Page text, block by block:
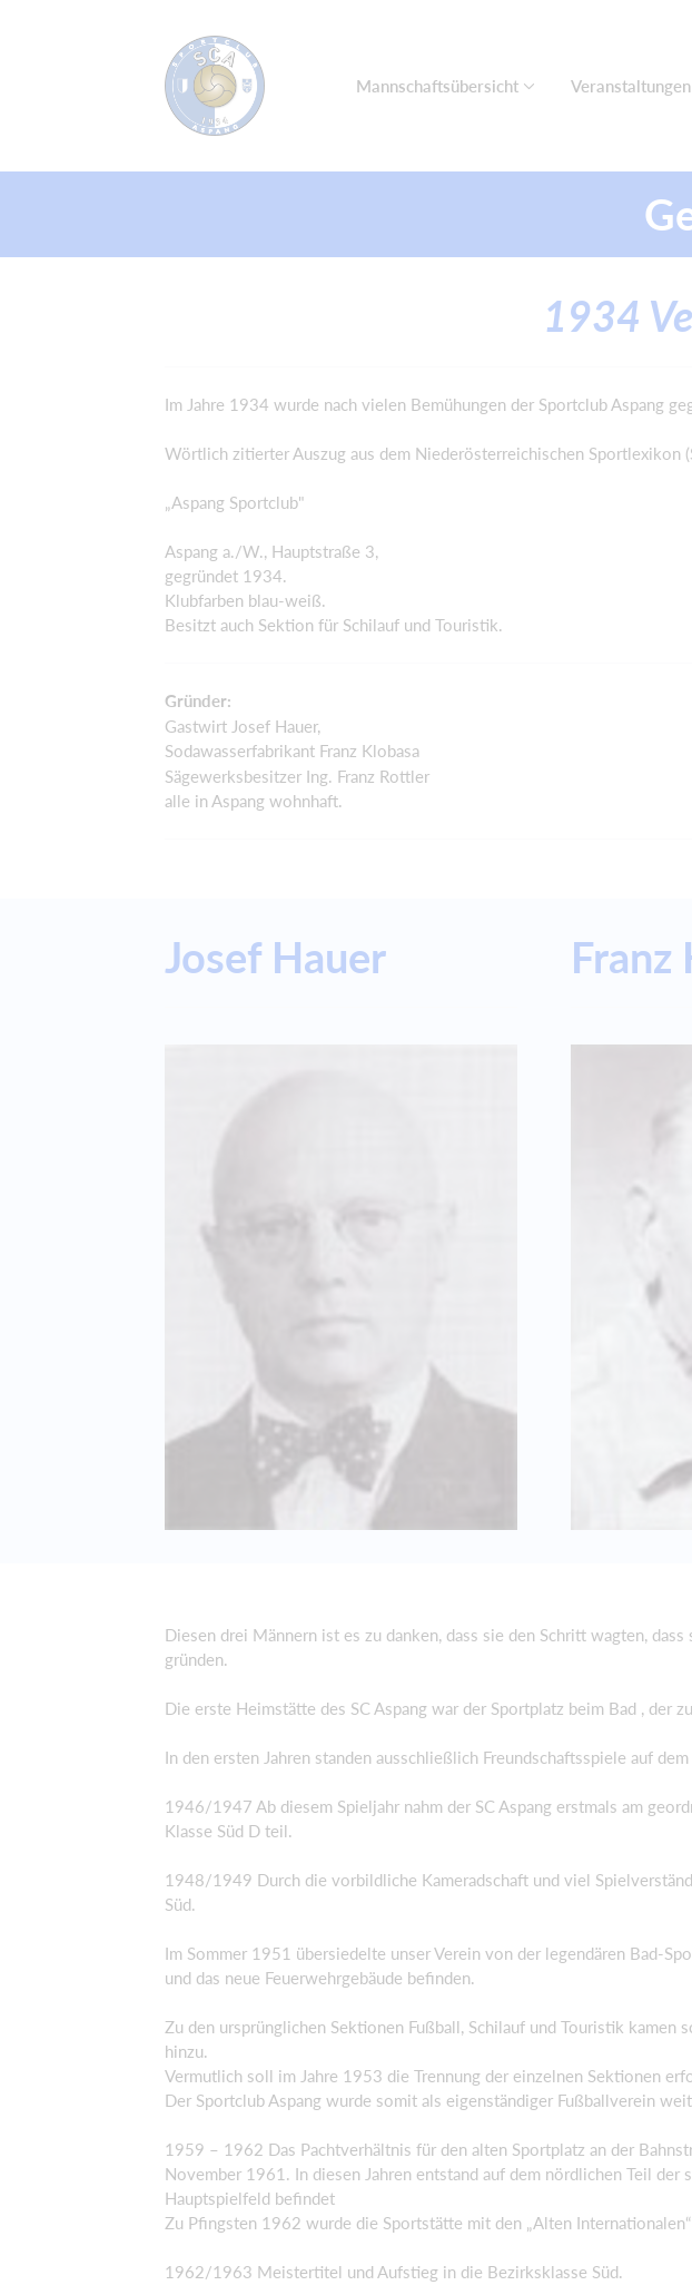
Mannschaftsübersicht Veranstaltungen
1934
Im Jahre 1934 wurde nach vielen Bemühungen der Sportclub Aspang
Wörtlich zitierter Auszug aus dem Niederösterreichischen Sportlexikon
„Aspang Sportclub"
Aspang a./W., Hauptstraße 3,
gegründet 1934.
Klubfarben blau-weiß.
Besitzt auch Sektion für Schilauf und Touristik.
Gründer:
Gastwirt Josef Hauer,
Sodawasserfabrikant Franz Klobasa
Sägewerksbesitzer Ing. Franz Rottler
alle in Aspang wohnhaft.
Josef Hauer Franz
Diesen drei Männern ist es zu danken, dass sie den Schritt wagten,
gründen.
Die erste Heimstätte des SC Aspang war der Sportplatz beim Bad , der
In den ersten Jahren standen ausschließlich Freundschaftsspiele auf
1946/1947 Ab diesem Spieljahr nahm der SC Aspang erstmals am
Klasse Süd D teil.
1948/1949 Durch die vorbildliche Kameradschaft und viel
Süd.
Im Sommer 1951 übersiedelte unser Verein von der legendären Bad-
und das neue Feuerwehrgebäude befinden.
Zu den ursprünglichen Sektionen Fußball, Schilauf und Touristik
hinzu.
Vermutlich soll im Jahre 1953 die Trennung der einzelnen Sektionen
Der Sportclub Aspang wurde somit als eigenständiger Fußballverein
1959 – 1962 Das Pachtverhältnis für den alten Sportplatz an der
November 1961. In diesen Jahren entstand auf dem nördlichen Teil
Hauptspielfeld befindet
Zu Pfingsten 1962 wurde die Sportstätte mit den „Alten
1962/1963 Meistertitel und Aufstieg in die Bezirksklasse Süd.